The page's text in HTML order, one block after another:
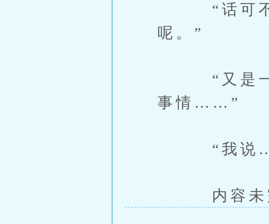
“话可不能
呢。”
“又是一个
事情……”
“我说
内容未完